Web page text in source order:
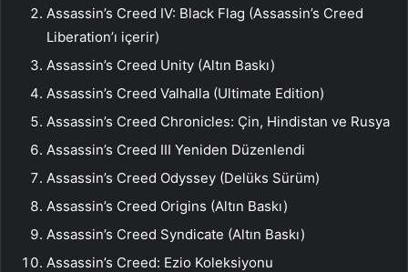
Assassin’s Creed IV: Black Flag (Assassin’s Creed
Liberation’ı içerir)
Assassin’s Creed Unity (Altın Baskı)
Assassin’s Creed Valhalla (Ultimate Edition)
Assassin’s Creed Chronicles: Çin, Hindistan ve Rusya
Assassin’s Creed III Yeniden Düzenlendi
Assassin’s Creed Odyssey (Delüks Sürüm)
Assassin’s Creed Origins (Altın Baskı)
Assassin’s Creed Syndicate (Altın Baskı)
Assassin’s Creed: Ezio Koleksiyonu